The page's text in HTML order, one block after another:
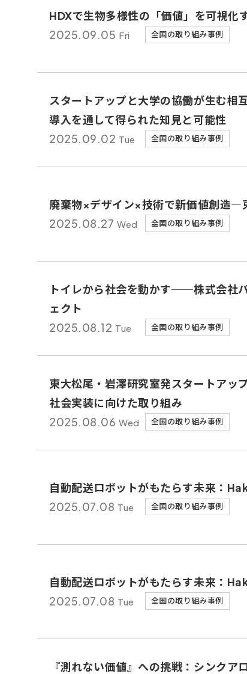
2025. 09.05 Fri 全国の取り組み事例
HDXで生物多様性の「価値」を可視化
2025. 09.02 Tue 全国の取り組み事例
スタートアップと大学の協働が生む相
導入を通して得られた知見と可能性
2025. 08.27 Wed 全国の取り組み事例
廃棄物×デザイン×技術で新価値創造―
2025. 08.12 Tue 全国の取り組み事例
トイレから社会を動かす──株式会社
ェクト
2025. 08.06 Wed 全国の取り組み事例
東大松尾・岩澤研究室発スタートアッ
社会実装に向けた取り組み
2025. 07.08 Tue 全国の取り組み事例
自動配送ロボットがもたらす未来：
2025. 07.08 Tue 全国の取り組み事例
自動配送ロボットがもたらす未来：
『測れない価値』への挑戦：シンク